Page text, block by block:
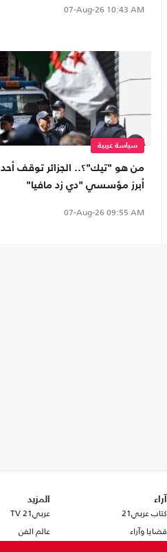
07-Aug-26 10:43 AM
سياسة عربية
من هو "تيك"؟.. الجزائر توقف أحد
أبرز مؤسسي "دي زد مافيا"
07-Aug-26 09:55 AM
آراء
كتاب عربي21
قضايا وآراء
المزيد
عربي21 TV
عالم الفن